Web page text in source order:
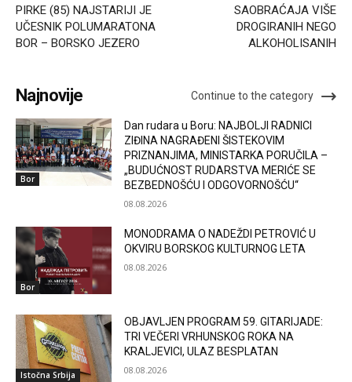
PIRKE (85) NAJSTARIJI JE
UČESNIK POLUMARATONA
BOR – BORSKO JEZERO
SAOBRAĆAJA VIŠE
DROGIRANIH NEGO
ALKOHOLISANIH
Najnovije Continue to the category
Bor
Dan rudara u Boru: NAJBOLJI RADNICI
ZIĐINA NAGRAĐENI ŠISTEKOVIM
PRIZNANJIMA, MINISTARKA PORUČILA –
„BUDUĆNOST RUDARSTVA MERIĆE SE
BEZBEDNOŠĆU I ODGOVORNOŠĆU“
08.08.2026
Bor
MONODRAMA O NADEŽDI PETROVIĆ U
OKVIRU BORSKOG KULTURNOG LETA
08.08.2026
Istočna Srbija
OBJAVLJEN PROGRAM 59. GITARIJADE:
TRI VEČERI VRHUNSKOG ROKA NA
KRALJEVICI, ULAZ BESPLATAN
08.08.2026